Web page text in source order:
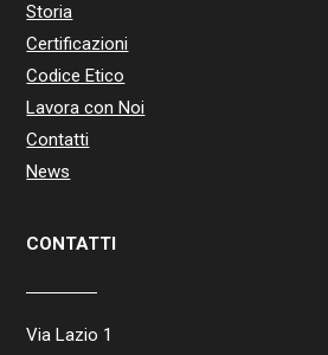
Storia
Certificazioni
Codice Etico
Lavora con Noi
Contatti
News
CONTATTI
Via Lazio 1